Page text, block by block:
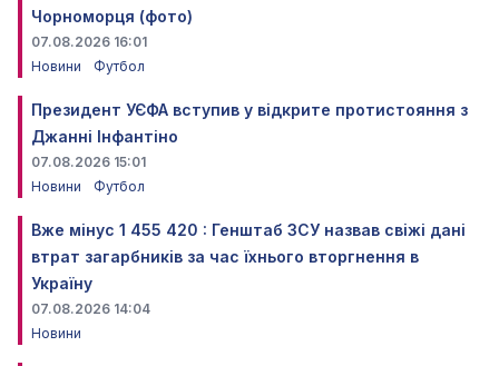
Чорноморця (фото)
07.08.2026 16:01
Новини
Футбол
Президент УЄФА вступив у відкрите протистояння з
Джанні Інфантіно
07.08.2026 15:01
Новини
Футбол
Вже мінус 1 455 420 : Генштаб ЗСУ назвав свіжі дані
втрат загарбників за час їхнього вторгнення в
Україну
07.08.2026 14:04
Новини